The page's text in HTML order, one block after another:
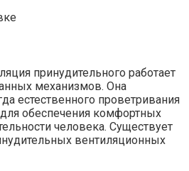
принудительного работает
механизмов. Она
естественного проветривания
обеспечения комфортных
человека. Существует
вентиляционных